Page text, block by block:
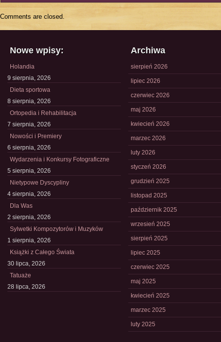
Comments are closed.
Nowe wpisy:
Holandia
9 sierpnia, 2026
Dieta sportowa
8 sierpnia, 2026
Ortopedia i Rehabilitacja
7 sierpnia, 2026
Nowości i Premiery
6 sierpnia, 2026
Wydarzenia i Konkursy Fotograficzne
5 sierpnia, 2026
Nietypowe Dyscypliny
4 sierpnia, 2026
Dla Was
2 sierpnia, 2026
Sylwetki Kompozytorów i Muzyków
1 sierpnia, 2026
Książki z Całego Świata
30 lipca, 2026
Tatuaże
28 lipca, 2026
Archiwa
sierpień 2026
lipiec 2026
czerwiec 2026
maj 2026
kwiecień 2026
marzec 2026
luty 2026
styczeń 2026
grudzień 2025
listopad 2025
październik 2025
wrzesień 2025
sierpień 2025
lipiec 2025
czerwiec 2025
maj 2025
kwiecień 2025
marzec 2025
luty 2025